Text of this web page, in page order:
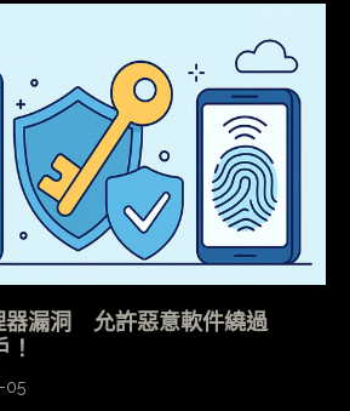
漏洞 允許惡意軟件繞過
05